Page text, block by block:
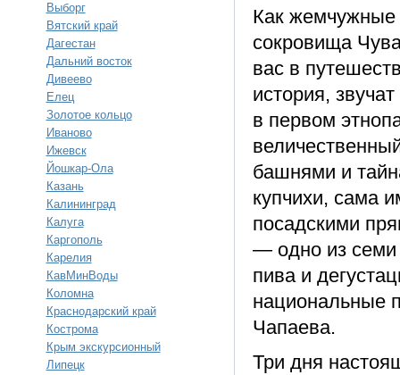
Выборг
Вятский край
Дагестан
Дальний восток
Дивеево
Елец
Золотое кольцо
Иваново
Ижевск
Йошкар-Ола
Казань
Калининград
Калуга
Каргополь
Карелия
КавМинВоды
Коломна
Краснодарский край
Кострома
Крым экскурсионный
Липецк
Как жемчужные
сокровища
вас в
история,
в первом
башнями и
купчихи, сама
посадскими
— одно из семи
пива и
национальные
Чапаева.
Три дня